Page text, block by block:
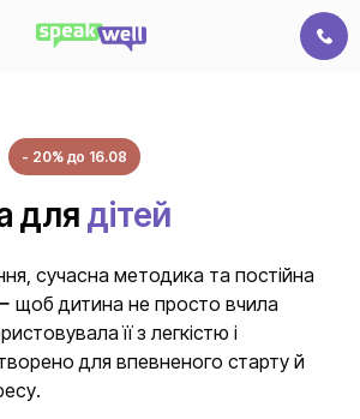
- 20% до 16.08
для дітей
сучасна методика та постійна
щоб дитина не просто вчила
її з легкістю і
для впевненого старту й